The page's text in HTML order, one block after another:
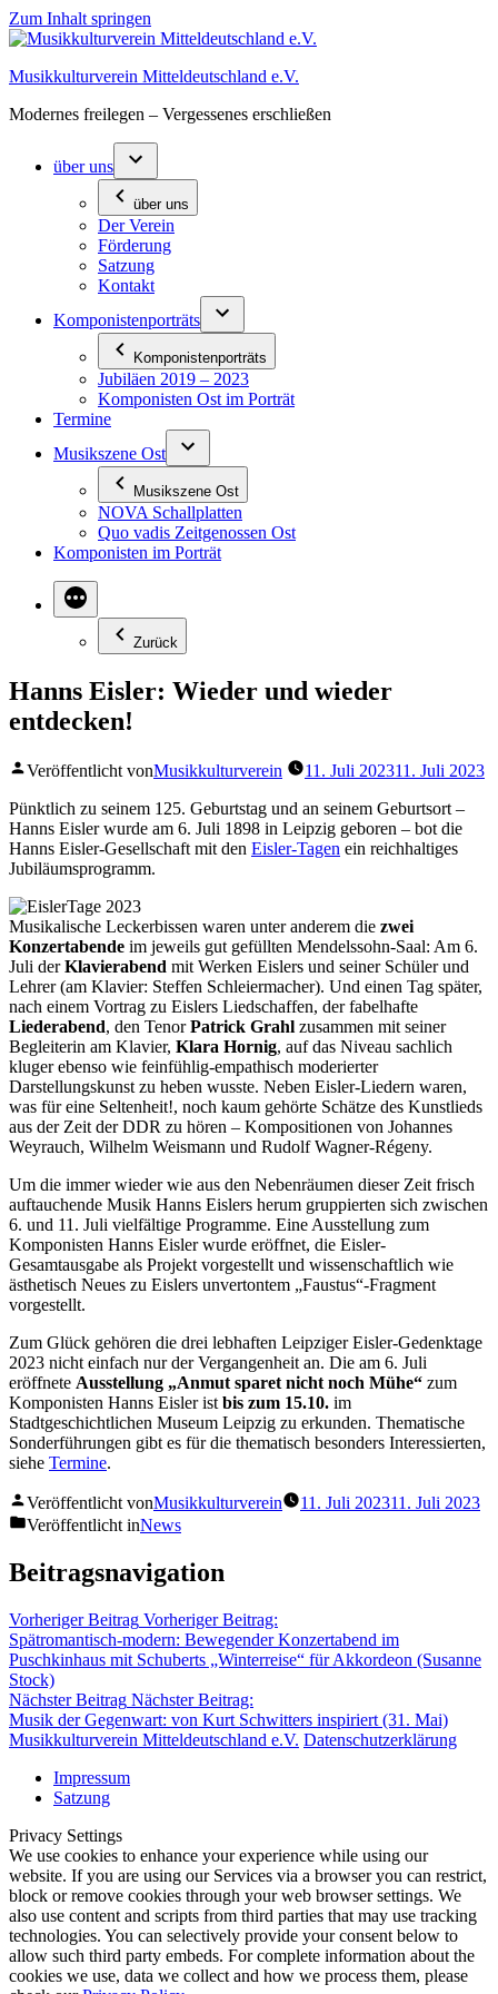
Zum Inhalt springen
Musikkulturverein Mitteldeutschland e.V.
Modernes freilegen – Vergessenes erschließen
über uns
über uns
Der Verein
Förderung
Satzung
Kontakt
Komponistenporträts
Komponistenporträts
Jubiläen 2019 – 2023
Komponisten Ost im Porträt
Termine
Musikszene Ost
Musikszene Ost
NOVA Schallplatten
Quo vadis Zeitgenossen Ost
Komponisten im Porträt
Zurück
Hanns Eisler: Wieder und wieder
entdecken!
Veröffentlicht vonMusikkulturverein 11. Juli 202311. Juli 2023
Pünktlich zu seinem 125. Geburtstag und an seinem Geburtsort –
Hanns Eisler wurde am 6. Juli 1898 in Leipzig geboren – bot die
Hanns Eisler-Gesellschaft mit den Eisler-Tagen ein reichhaltiges
Jubiläumsprogramm.
Musikalische Leckerbissen waren unter anderem die zwei
Konzertabende im jeweils gut gefüllten Mendelssohn-Saal: Am 6.
Juli derKlavierabend mit Werken Eislers und seiner Schüler und
Lehrer (am Klavier: Steffen Schleiermacher). Und einen Tag später,
nach einem Vortrag zu Eislers Liedschaffen, der fabelhafte
Liederabend, den TenorPatrick Grahl zusammen mit seiner
Begleiterin am Klavier, Klara Hornig, auf das Niveau sachlich
kluger ebenso wie feinfühlig-empathisch moderierter
Darstellungskunst zu heben wusste. Neben Eisler-Liedern waren,
was für eine Seltenheit!, noch kaum gehörte Schätze des Kunstlieds
aus der Zeit der DDR zu hören – Kompositionen von Johannes
Weyrauch, Wilhelm Weismann und Rudolf Wagner-Régeny.
Um die immer wieder wie aus den Nebenräumen dieser Zeit frisch
auftauchende Musik Hanns Eislers herum gruppierten sich zwischen
6. und 11. Juli vielfältige Programme. Eine Ausstellung zum
Komponisten Hanns Eisler wurde eröffnet, die Eisler-
Gesamtausgabe als Projekt vorgestellt und wissenschaftlich wie
ästhetisch Neues zu Eislers unvertontem „Faustus“-Fragment
vorgestellt.
Zum Glück gehören die drei lebhaften Leipziger Eisler-Gedenktage
2023 nicht einfach nur der Vergangenheit an. Die am 6. Juli
eröffnete Ausstellung „Anmut sparet nicht noch Mühe“ zum
Komponisten Hanns Eisler ist bis zum 15.10. im
Stadtgeschichtlichen Museum Leipzig zu erkunden. Thematische
Sonderführungen gibt es für die thematisch besonders Interessierten,
siehe Termine.
Veröffentlicht vonMusikkulturverein 11. Juli 202311. Juli 2023
Veröffentlicht inNews
Beitragsnavigation
Vorheriger Beitrag Vorheriger Beitrag:
Spätromantisch-modern: Bewegender Konzertabend im
Puschkinhaus mit Schuberts „Winterreise“ für Akkordeon (Susanne
Stock)
Nächster Beitrag Nächster Beitrag:
Musik der Gegenwart: von Kurt Schwitters inspiriert (31. Mai)
Musikkulturverein Mitteldeutschland e.V. Datenschutzerklärung
Impressum
Satzung
Privacy Settings
We use cookies to enhance your experience while using our
website. If you are using our Services via a browser you can restrict,
block or remove cookies through your web browser settings. We
also use content and scripts from third parties that may use tracking
technologies. You can selectively provide your consent below to
allow such third party embeds. For complete information about the
cookies we use, data we collect and how we process them, please